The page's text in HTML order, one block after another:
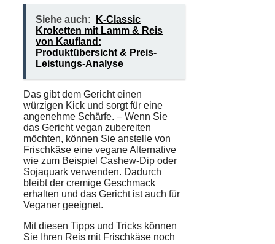
Siehe auch:
K-Classic
Kroketten mit Lamm & Reis
von Kaufland:
Produktübersicht & Preis-
Leistungs-Analyse
Das gibt dem Gericht einen
würzigen Kick und sorgt für eine
angenehme Schärfe. – Wenn Sie
das Gericht vegan zubereiten
möchten, können Sie anstelle von
Frischkäse eine vegane Alternative
wie zum Beispiel Cashew-Dip oder
Sojaquark verwenden. Dadurch
bleibt der cremige Geschmack
erhalten und das Gericht ist auch für
Veganer geeignet.
Mit diesen Tipps und Tricks können
Sie Ihren Reis mit Frischkäse noch